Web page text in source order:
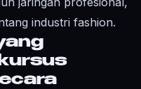
industri fashion.